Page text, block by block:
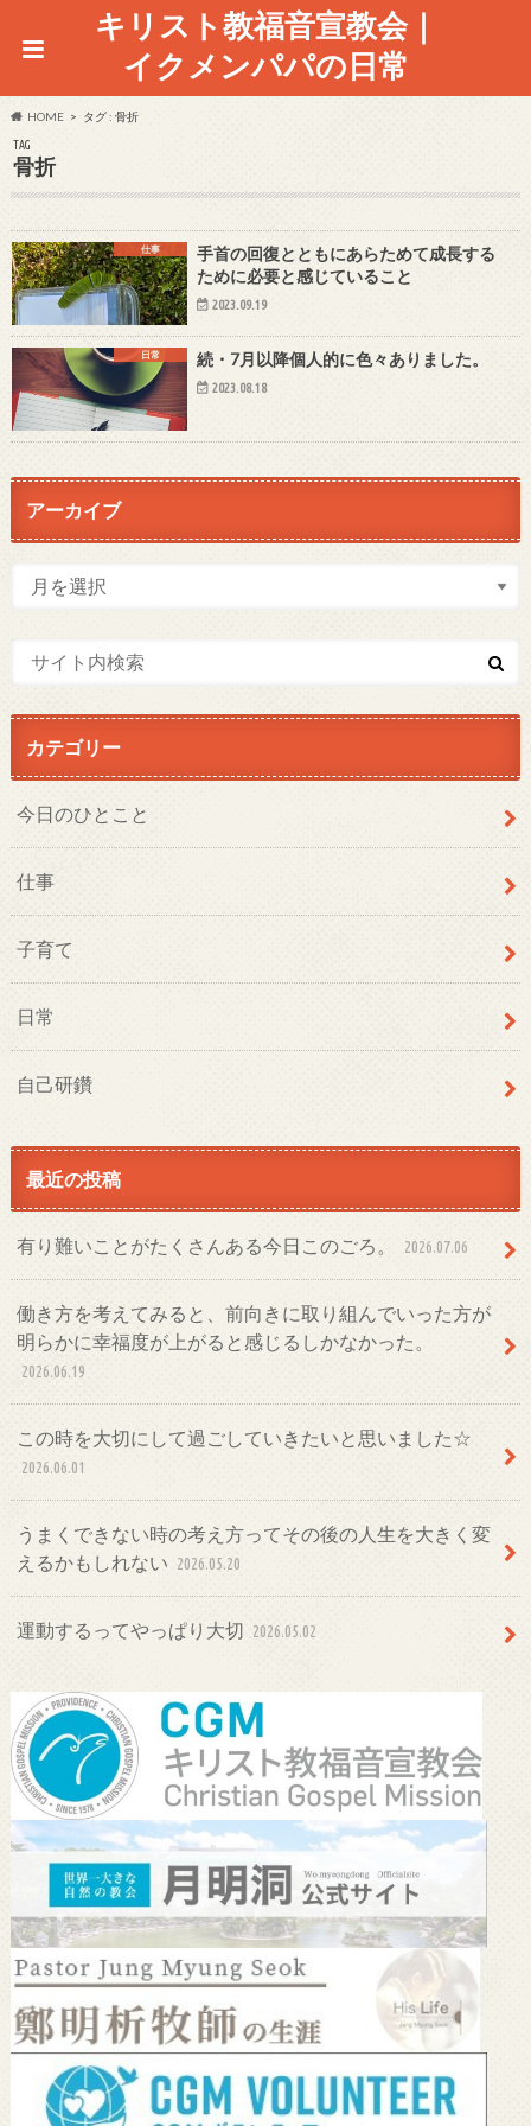
キリスト教福音宣教会｜
イクメンパパの日常
HOME タグ : 骨折
TAG
骨折
仕事
手首の回復とともにあらためて成長する
ために必要と感じていること
2023.09.19
日常 続・7月以降個人的に色々ありました。
2023.08.18
アーカイブ
カテゴリー
今日のひとこと
仕事
子育て
日常
自己研鑽
最近の投稿
有り難いことがたくさんある今日このごろ。 2026.07.06
働き方を考えてみると、前向きに取り組んでいった方が
明らかに幸福度が上がると感じるしかなかった。
2026.06.19
この時を大切にして過ごしていきたいと思いました☆
2026.06.01
うまくできない時の考え方ってその後の人生を大きく変
えるかもしれない 2026.05.20
運動するってやっぱり大切 2026.05.02